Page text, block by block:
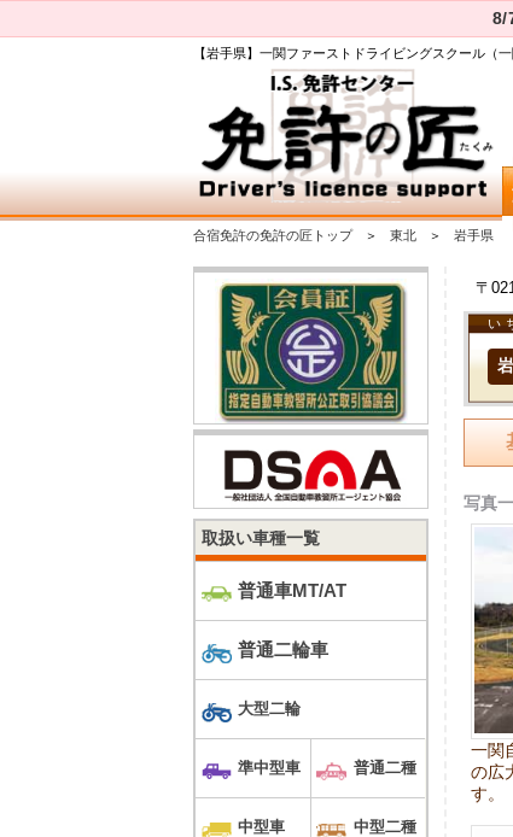
8/
【岩手県】一関ファーストドライビングスクール（
合宿免許の免許の匠トップ 東北 岩手県
〒
い
写真
一関
の広
す。
取扱い車種一覧
普通車MT/AT
普通二輪車
大型二輪
準中型車 普通二種
中型車 中型二種